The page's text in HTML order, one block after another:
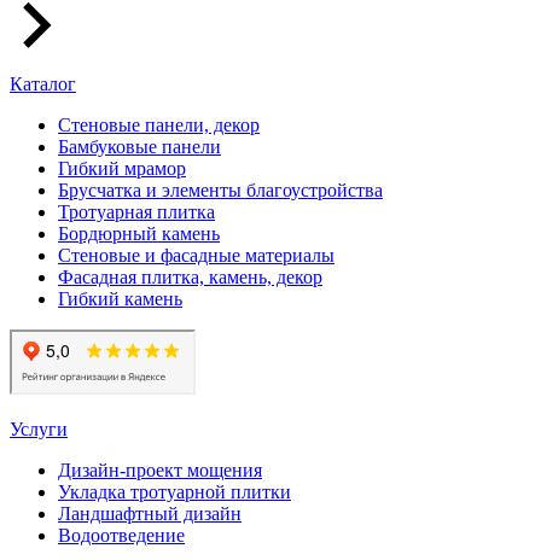
Каталог
Стеновые панели, декор
Бамбуковые панели
Гибкий мрамор
Брусчатка и элементы благоустройства
Тротуарная плитка
Бордюрный камень
Стеновые и фасадные материалы
Фасадная плитка, камень, декор
Гибкий камень
Услуги
Дизайн-проект мощения
Укладка тротуарной плитки
Ландшафтный дизайн
Водоотведение